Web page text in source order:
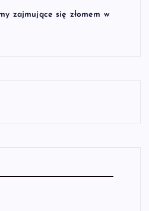
zajmujące się złomem w